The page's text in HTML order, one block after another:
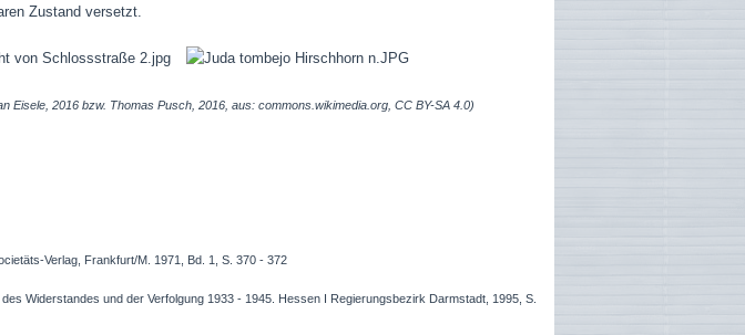
Zustand versetzt.
Eisele, 2016 bzw. Thomas Pusch, 2016, aus: commons.wikimedia.org, CC BY-SA 4.0)
Verlag, Frankfurt/M. 1971, Bd. 1, S. 370 - 372
Widerstandes und der Verfolgung 1933 - 1945. Hessen I Regierungsbezirk Darmstadt, 1995, S.